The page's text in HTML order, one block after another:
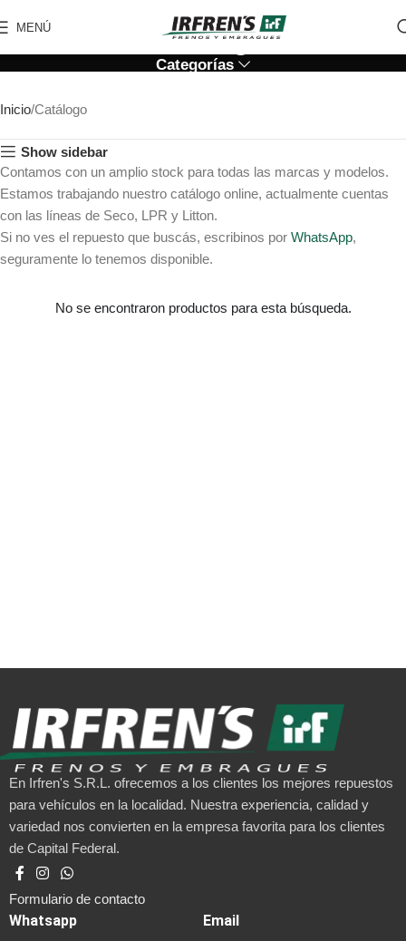
MENÚ Catálogo
Categorías
Inicio Catálogo
Show sidebar
Contamos con un amplio stock para todas las marcas y modelos.
Estamos trabajando nuestro catálogo online, actualmente cuentas
con las líneas de Seco, LPR y Litton.
Si no ves el repuesto que buscás, escribinos por WhatsApp,
seguramente lo tenemos disponible.
No se encontraron productos para esta búsqueda.
En Irfren's S.R.L. ofrecemos a los clientes los mejores repuestos
para vehículos en la localidad. Nuestra experiencia, calidad y
variedad nos convierten en la empresa favorita para los clientes
de Capital Federal.
Formulario de contacto
Whatsapp Email